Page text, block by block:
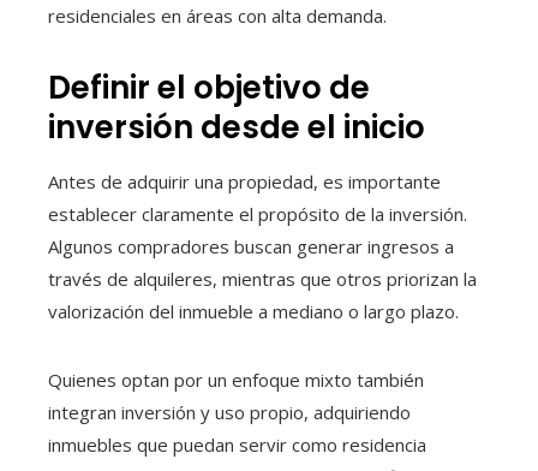
residenciales en áreas con alta demanda.
Definir el objetivo de
inversión desde el inicio
Antes de adquirir una propiedad, es importante
establecer claramente el propósito de la inversión.
Algunos compradores buscan generar ingresos a
través de alquileres, mientras que otros priorizan la
valorización del inmueble a mediano o largo plazo.
Quienes optan por un enfoque mixto también
integran inversión y uso propio, adquiriendo
inmuebles que puedan servir como residencia